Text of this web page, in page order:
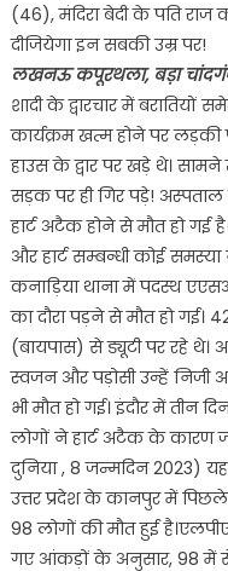
(46), मंदिरा बेदी के पति
दीजियेगा इन सबकी उम्र पर!
लखनऊ कपूरथला, बड़ा
शादी के द्वारचार में बरातियों
कार्यक्रम खत्म होने पर लड़की
हाउस के द्वार पर खड़े थे।
सड़क पर ही गिर पड़े! अस्पताल
हार्ट अटैक होने से मौत हो गई
और हार्ट सम्बन्धी कोई समस्या
कनाड़िया थाना में पदस्थ
का दौरा पड़ने से मौत हो गई।
(बायपास) से ड्यूटी पर रहे थे।
स्वजन और पड़ोसी उन्हें निजी
भी मौत हो गई। इंदौर में तीन
लोगों ने हार्ट अटैक के कारण
दुनिया , 8 जन्मदिन 2023)
उत्तर प्रदेश के कानपुर में पिछले
98 लोगों की मौत हुई
गए आंकड़ों के अनुसार, 98 में